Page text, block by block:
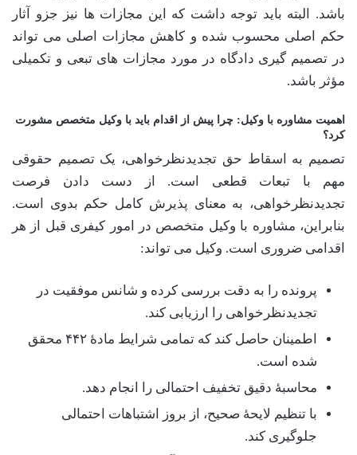
باشد. البته باید توجه داشت که این مجازات ها نیز جزو آثار
حکم اصلی محسوب شده و کاهش مجازات اصلی می تواند
در تصمیم گیری دادگاه در مورد مجازات های تبعی و تکمیلی
مؤثر باشد.
اهمیت مشاوره با وکیل: چرا پیش از اقدام باید با وکیل متخصص مشورت
کرد؟
تصمیم به اسقاط حق تجدیدنظرخواهی، یک تصمیم حقوقی
مهم با تبعات قطعی است. از دست دادن فرصت
تجدیدنظرخواهی، به معنای پذیرش کامل حکم بدوی است.
بنابراین، مشاوره با وکیل متخصص در امور کیفری قبل از هر
اقدامی ضروری است. وکیل می تواند:
پرونده را به دقت بررسی کرده و شانس موفقیت در
تجدیدنظرخواهی را ارزیابی کند.
اطمینان حاصل کند که تمامی شرایط مادۀ ۴۴۲ محقق
شده است.
محاسبۀ دقیق تخفیف احتمالی را انجام دهد.
با تنظیم لایحۀ صحیح، از بروز اشتباهات احتمالی
جلوگیری کند.